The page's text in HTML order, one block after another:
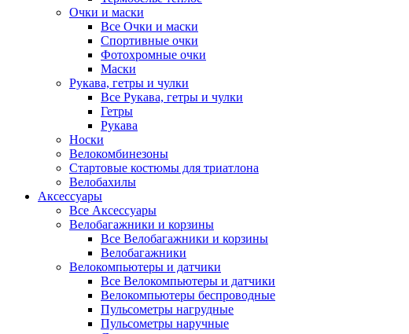
Очки и маски
Все Очки и маски
Спортивные очки
Фотохромные очки
Маски
Рукава, гетры и чулки
Все Рукава, гетры и чулки
Гетры
Рукава
Носки
Велокомбинезоны
Стартовые костюмы для триатлона
Велобахилы
Аксессуары
Все Аксессуары
Велобагажники и корзины
Все Велобагажники и корзины
Велобагажники
Велокомпьютеры и датчики
Все Велокомпьютеры и датчики
Велокомпьютеры беспроводные
Пульсометры нагрудные
Пульсометры наручные